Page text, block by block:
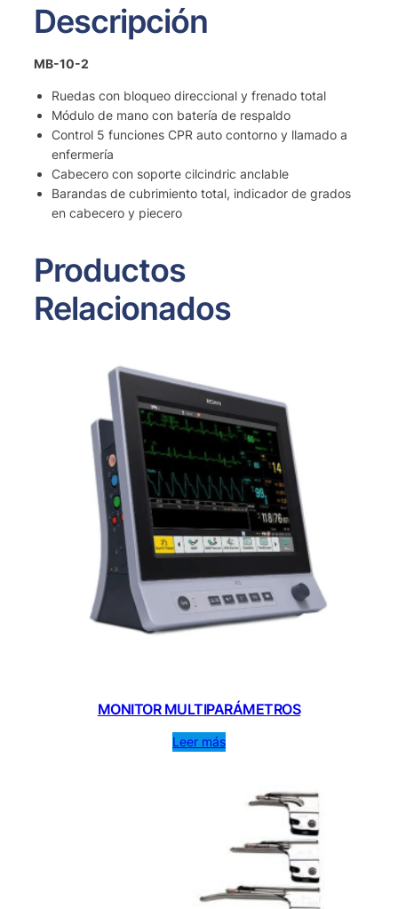
Descripción
MB-10-2
Ruedas con bloqueo direccional y frenado total
Módulo de mano con batería de respaldo
Control 5 funciones CPR auto contorno y llamado a
enfermería
Cabecero con soporte cilcindric anclable
Barandas de cubrimiento total, indicador de grados
en cabecero y piecero
Productos
Relacionados
MONITOR MULTIPARÁMETROS
Leer más